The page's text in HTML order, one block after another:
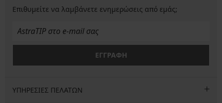
Επιθυμείτε να λαμβάνετε ενημερώσεις από εμάς;
ΕΓΓΡΑΦΗ
ΥΠΗΡΕΣΙΕΣ ΠΕΛΑΤΩΝ